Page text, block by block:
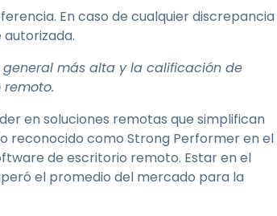
productos
Explorar todos los
sectores
日本語
ภาษาไทย
En caso de cualquier discrepancia
más alta y la calificación de
en soluciones remotas que simplifican
reconocido como Strong Performer en el
de escritorio remoto. Estar en el
el promedio del mercado para la